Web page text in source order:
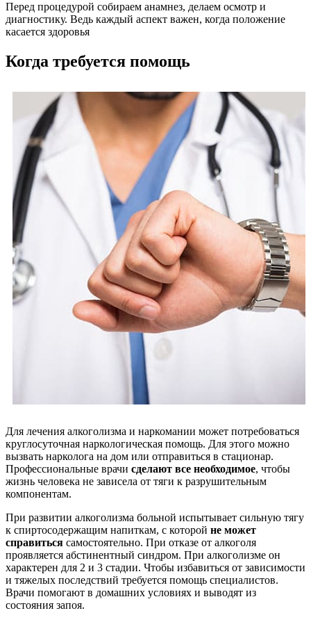
Перед процедурой собираем анамнез, делаем осмотр и
диагностику. Ведь каждый аспект важен, когда положение
касается здоровья
Когда требуется помощь
Для лечения алкоголизма и наркомании может потребоваться
круглосуточная наркологическая помощь. Для этого можно
вызвать нарколога на дом или отправиться в стационар.
Профессиональные врачи сделают все необходимое, чтобы
жизнь человека не зависела от тяги к разрушительным
компонентам.
При развитии алкоголизма больной испытывает сильную тягу
к спиртосодержащим напиткам, с которой не может
справиться самостоятельно. При отказе от алкоголя
проявляется абстинентный синдром. При алкоголизме он
характерен для 2 и 3 стадии. Чтобы избавиться от зависимости
и тяжелых последствий требуется помощь специалистов.
Врачи помогают в домашних условиях и выводят из
состояния запоя.